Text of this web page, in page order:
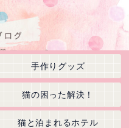
手作りグッズ
猫の困った解決！
猫と泊まれるホテル